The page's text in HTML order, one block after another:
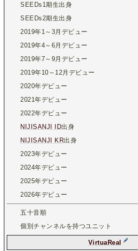
SEEDs1期生出身
SEEDs2期生出身
2019年1～3月デビュー
2019年4～6月デビュー
2019年7～9月デビュー
2019年10～12月デビュー
2020年デビュー
2021年デビュー
2022年デビュー
NIJISANJI ID出身
NIJISANJI KR出身
2023年デビュー
2024年デビュー
2025年デビュー
2026年デビュー
五十音順
個別チャンネルを持つユニット
VirtuaReal